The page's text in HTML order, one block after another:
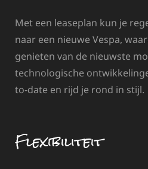
Met een leaseplan kun je
naar een nieuwe Vespa,
genieten van de nieuwste
technologische
to-date en rijd je rond in stijl.
Flexibiliteit